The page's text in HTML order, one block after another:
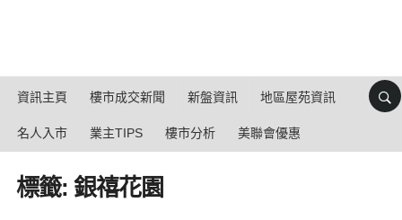
資訊主頁 樓市成交新聞 新盤資訊 地區屋苑資訊
名人入市 業主TIPS 樓市分析 美聯會優惠
標籤: 銀禧花園